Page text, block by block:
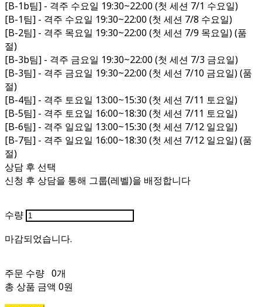
[B-1b팀] - 격주 수요일 19:30~22:00 (첫 세션 7/1 수요일)
[B-1팀] - 격주 수요일 19:30~22:00 (첫 세션 7/8 수요일)
[B-2팀] - 격주 목요일 19:30~22:00 (첫 세션 7/9 목요일) (품
절)
[B-3b팀] - 격주 금요일 19:30~22:00 (첫 세션 7/3 금요일)
[B-3팀] - 격주 금요일 19:30~22:00 (첫 세션 7/10 금요일) (품
절)
[B-4팀] - 격주 토요일 13:00~15:30 (첫 세션 7/11 토요일)
[B-5팀] - 격주 토요일 16:00~18:30 (첫 세션 7/11 토요일)
[B-6팀] - 격주 일요일 13:00~15:30 (첫 세션 7/12 일요일)
[B-7팀] - 격주 일요일 16:00~18:30 (첫 세션 7/12 일요일) (품
절)
상담 후 선택
신청 후 상담을 통해 그룹(레벨)을 배정합니다
수량
주문 수량 0개
총 상품 금액 0원